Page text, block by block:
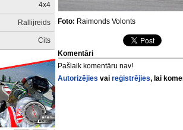
4x4
Rallijreids
Cits
Foto: Raimonds Volonts
Komentāri
Pašlaik komentāru nav!
Autorizējies vaireģistrējies, lai